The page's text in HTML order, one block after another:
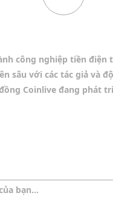
công nghiệp tiền điện
sâu với các tác giả và
Coinlive đang phát
bạn…